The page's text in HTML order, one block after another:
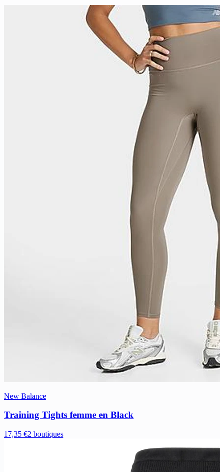
New Balance
Training Tights femme en Black
17,35 €2 boutiques